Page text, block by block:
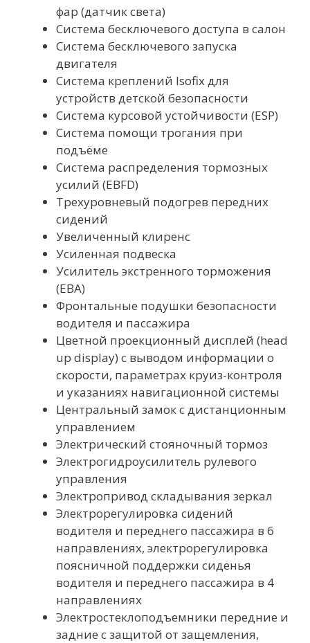
фар (датчик света)
Система бесключевого доступа в салон
Система бесключевого запуска
двигателя
Система креплений Isofix для
устройств детской безопасности
Система курсовой устойчивости (ESP)
Система помощи трогания при
подъёме
Система распределения тормозных
усилий (EBFD)
Трехуровневый подогрев передних
сидений
Увеличенный клиренс
Усиленная подвеска
Усилитель экстренного торможения
(EBA)
Фронтальные подушки безопасности
водителя и пассажира
Цветной проекционный дисплей (head
up display) с выводом информации о
скорости, параметрах круиз-контроля
и указаниях навигационной системы
Центральный замок с дистанционным
управлением
Электрический стояночный тормоз
Электрогидроусилитель рулевого
управления
Электропривод складывания зеркал
Электрорегулировка сидений
водителя и переднего пассажира в 6
направлениях, электрорегулировка
поясничной поддержки сиденья
водителя и переднего пассажира в 4
направлениях
Электростеклоподъемники передние и
задние с защитой от защемления,